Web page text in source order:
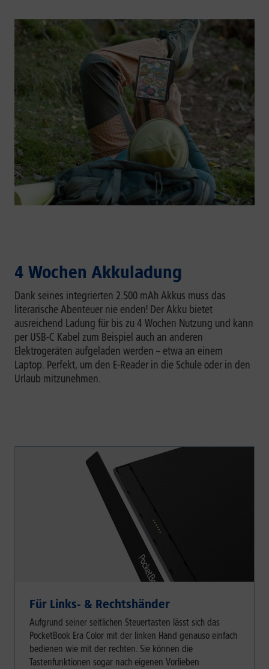
4 Wochen Akkuladung
Dank seines integrierten 2.500 mAh Akkus muss das
literarische Abenteuer nie enden! Der Akku bietet
ausreichend Ladung für bis zu 4 Wochen Nutzung und kann
per USB-C Kabel zum Beispiel auch an anderen
Elektrogeräten aufgeladen werden – etwa an einem
Laptop. Perfekt, um den E-Reader in die Schule oder in den
Urlaub mitzunehmen.
Für Links- & Rechtshänder
Aufgrund seiner seitlichen Steuertasten lässt sich das
PocketBook Era Color mit der linken Hand genauso einfach
bedienen wie mit der rechten. Sie können die
Tastenfunktionen sogar nach eigenen Vorlieben